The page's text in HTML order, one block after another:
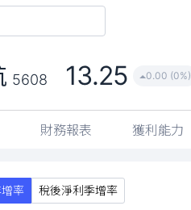
5608 13.25 0.00 (0%)
財務報表 獲利能力
率 稅後淨利季增率